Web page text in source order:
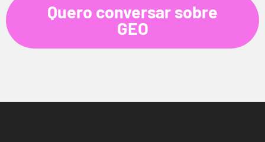
Quero conversar sobre
GEO